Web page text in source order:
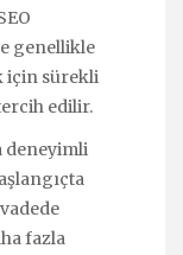
genellikle
için sürekli
edilir.
deneyimli
fazla